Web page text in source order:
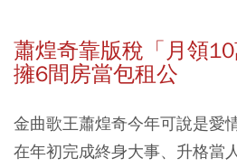
蕭煌奇靠版稅「月領10
擁6間房當包租公
金曲歌王蕭煌奇今年可說是愛
在年初完成終身大事、升格當